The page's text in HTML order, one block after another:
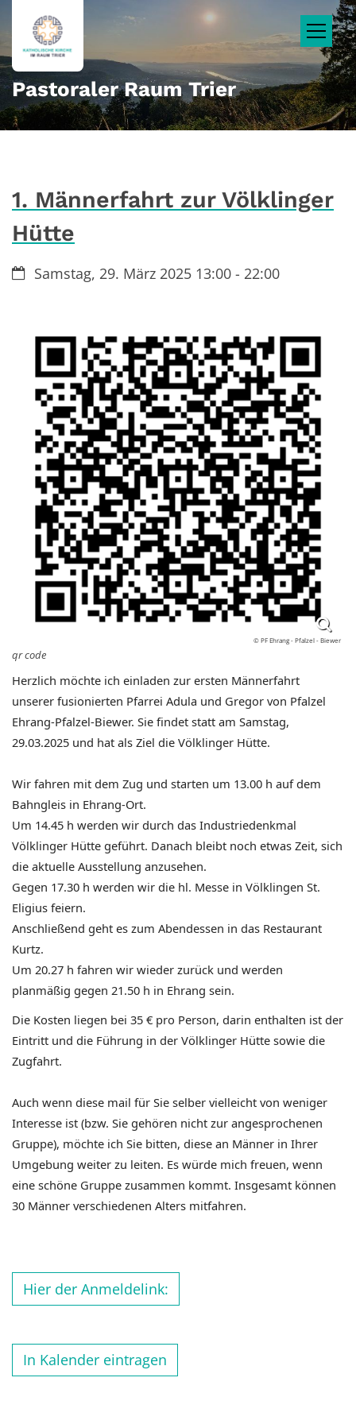
Pastoraler Raum Trier
1. Männerfahrt zur Völklinger
Hütte
Datum:Samstag, 29. März 2025 13:00 - 22:00
© PF Ehrang - Pfalzel - Biewer
qr code
Herzlich möchte ich einladen zur ersten Männerfahrt
unserer fusionierten Pfarrei Adula und Gregor von Pfalzel
Ehrang-Pfalzel-Biewer. Sie findet statt am Samstag,
29.03.2025 und hat als Ziel die Völklinger Hütte.
Wir fahren mit dem Zug und starten um 13.00 h auf dem
Bahngleis in Ehrang-Ort.
Um 14.45 h werden wir durch das Industriedenkmal
Völklinger Hütte geführt. Danach bleibt noch etwas Zeit, sich
die aktuelle Ausstellung anzusehen.
Gegen 17.30 h werden wir die hl. Messe in Völklingen St.
Eligius feiern.
Anschließend geht es zum Abendessen in das Restaurant
Kurtz.
Um 20.27 h fahren wir wieder zurück und werden
planmäßig gegen 21.50 h in Ehrang sein.
Die Kosten liegen bei 35 € pro Person, darin enthalten ist der
Eintritt und die Führung in der Völklinger Hütte sowie die
Zugfahrt.
Auch wenn diese mail für Sie selber vielleicht von weniger
Interesse ist (bzw. Sie gehören nicht zur angesprochenen
Gruppe), möchte ich Sie bitten, diese an Männer in Ihrer
Umgebung weiter zu leiten. Es würde mich freuen, wenn
eine schöne Gruppe zusammen kommt. Insgesamt können
30 Männer verschiedenen Alters mitfahren.
Hier der Anmeldelink:
In Kalender eintragen